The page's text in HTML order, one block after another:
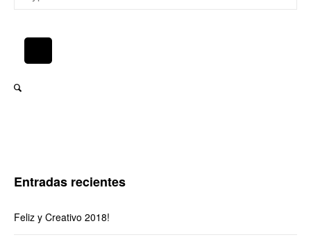
Entradas recientes
Feliz y Creativo 2018!